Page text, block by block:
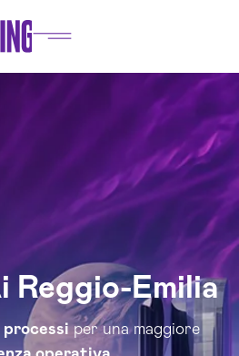
Reggio-Emilia
processiper una maggiore